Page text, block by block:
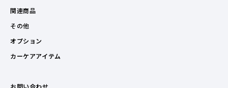
関連商品
その他
オプション
カーケアアイテム
お問い合わせ